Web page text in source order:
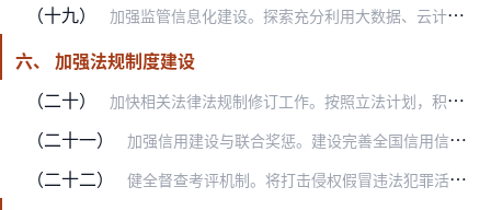
（十九） 加强监管信息化建设。探索充分利用大数据、云计算等现代信息技术，创新监管方式，加强技术监测平台建设，探索实行“互联网+监管”模式，逐步提升侵权假冒违法线索发现、收…
六、 加强法规制度建设
（二十）
加快相关法律法规制修订工作。按照立法计划，积极推进保护知识产权和打击侵权假冒方面的立法工作，推动制修订反不正当竞争法、著作权法、专利法、消费者权益保护法实施条例…
（二十一） 加强信用建设与联合奖惩。建设完善全国信用信息共享平台，统筹部门信用信息系统与地方公共信用信息共享平台建设。优化完善“信用中国”网站，做好信用信息、行政许可和行政…
（二十二） 健全督查考评机制。将打击侵权假冒违法犯罪活动纳入综治工作（平安建设）考核评价体系，纳入综治领导责任查究、重点地区治安突出问题排查整治、群众安全感调查和明察暗访范…